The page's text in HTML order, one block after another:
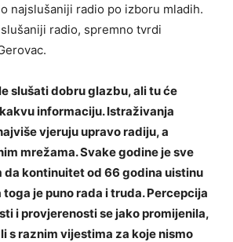
najslušaniji radio po izboru mladih.
radio, spremno tvrdi
slušati dobru glazbu, ali tu će
informaciju. Istraživanja
vjeruju upravo radiju, a
mrežama. Svake godine je sve
da kontinuitet od 66 godina uistinu
je puno rada i truda. Percepcija
i provjerenosti se jako promijenila,
s raznim vijestima za koje nismo